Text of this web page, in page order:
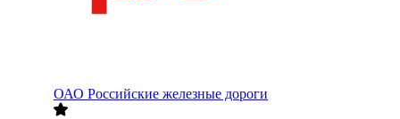
ОАО Российские железные дороги